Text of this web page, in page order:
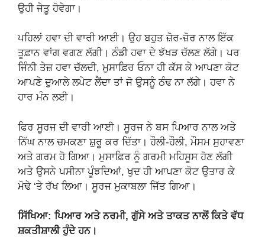
ਉਹੀ ਜੇਤੂ ਹੋਵੇਗਾ।
ਪਹਿਲਾਂ ਹਵਾ ਦੀ ਵਾਰੀ ਆਈ। ਉਹ ਬਹੁਤ ਜ਼ੋਰ-ਜ਼ੋਰ ਨਾਲ ਇੱਕ
ਤੂਫ਼ਾਨ ਵਾਂਗ ਵਗਣ ਲੱਗੀ। ਠੰਡੀ ਹਵਾ ਦੇ ਝੱਖੜ ਚੱਲਣ ਲੱਗੇ। ਪਰ
ਜਿੰਨੀ ਤੇਜ਼ ਹਵਾ ਚੱਲਦੀ, ਮੁਸਾਫ਼ਿਰ ਓਨਾ ਹੀ ਕੱਸ ਕੇ ਆਪਣਾ ਕੋਟ
ਆਪਣੇ ਦੁਆਲੇ ਲਪੇਟ ਲੈਂਦਾ ਤਾਂ ਜੋ ਉਸਨੂੰ ਠੰਢ ਨਾ ਲੱਗੇ। ਹਵਾ ਨੇ
ਹਾਰ ਮੰਨ ਲਈ।
ਫਿਰ ਸੂਰਜ ਦੀ ਵਾਰੀ ਆਈ। ਸੂਰਜ ਨੇ ਬਸ ਪਿਆਰ ਨਾਲ ਅਤੇ
ਨਿੱਘ ਨਾਲ ਚਮਕਣਾ ਸ਼ੁਰੂ ਕਰ ਦਿੱਤਾ। ਹੌਲੀ-ਹੌਲੀ, ਮੌਸਮ ਸੁਹਾਵਣਾ
ਅਤੇ ਗਰਮ ਹੋ ਗਿਆ। ਮੁਸਾਫ਼ਿਰ ਨੂੰ ਗਰਮੀ ਮਹਿਸੂਸ ਹੋਣ ਲੱਗੀ
ਅਤੇ ਉਸਨੇ ਪਸੀਨਾ ਪੂੰਝਦਿਆਂ, ਖੁਦ ਹੀ ਆਪਣਾ ਕੋਟ ਉਤਾਰ ਕੇ
ਮੋਢੇ ‘ਤੇ ਰੱਖ ਲਿਆ। ਸੂਰਜ ਮੁਕਾਬਲਾ ਜਿੱਤ ਗਿਆ।
ਸਿੱਖਿਆ: ਪਿਆਰ ਅਤੇ ਨਰਮੀ, ਗੁੱਸੇ ਅਤੇ ਤਾਕਤ ਨਾਲੋਂ ਕਿਤੇ ਵੱਧ
ਸ਼ਕਤੀਸ਼ਾਲੀ ਹੁੰਦੇ ਹਨ।